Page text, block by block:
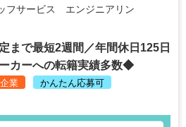
フサービス エンジニアリン
まで最短2週間／年間休日125日
カーへの転籍実績多数◆
業 かんたん応募可